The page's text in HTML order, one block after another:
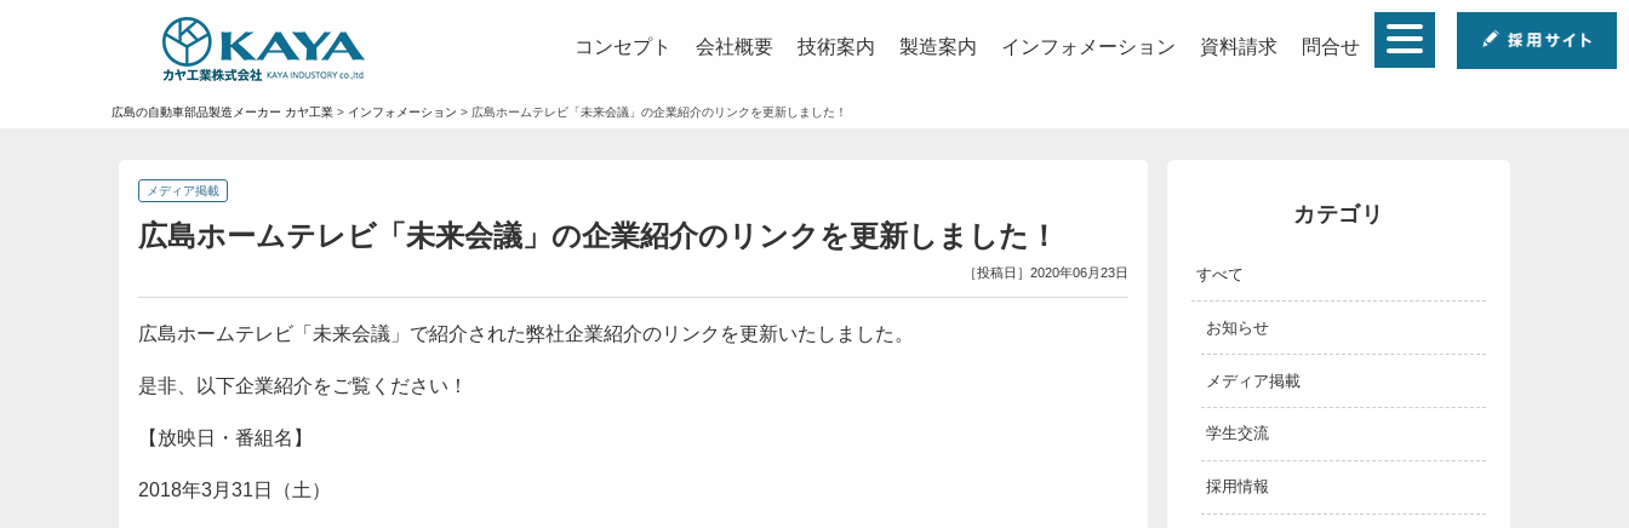
コンセプト 会社概要 技術案内 製造案内 インフォメーション 資料請求 問合せ
広島の自動車部品製造メーカー カヤ工業 > インフォメーション > 広島ホームテレビ「未来会議」の企業紹介のリンクを更新しました！
メディア掲載
広島ホームテレビ「未来会議」の企業紹介のリンクを更新しました！
［投稿日］2020年06月23日
広島ホームテレビ「未来会議」で紹介された弊社企業紹介のリンクを更新いたしました。
是非、以下企業紹介をご覧ください！
【放映日・番組名】
2018年3月31日（土）
カテゴリ
すべて
お知らせ
メディア掲載
学生交流
採用情報